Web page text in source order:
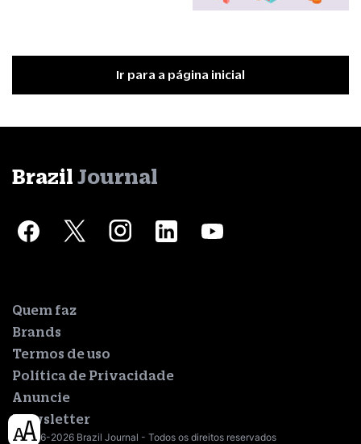
Ir para a página inicial
Brazil Journal
Quem faz
Brands
Termos de uso
Política de Privacidade
Anuncie
Newsletter
© 2016-2026 Brazil Journal - Todos os direitos reservados